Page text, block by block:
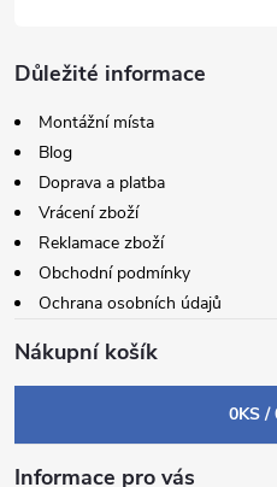
Důležité informace
Montážní místa
Blog
Doprava a platba
Vrácení zboží
Reklamace zboží
Obchodní podmínky
Ochrana osobních údajů
Nákupní košík
0KS /
Informace pro vás